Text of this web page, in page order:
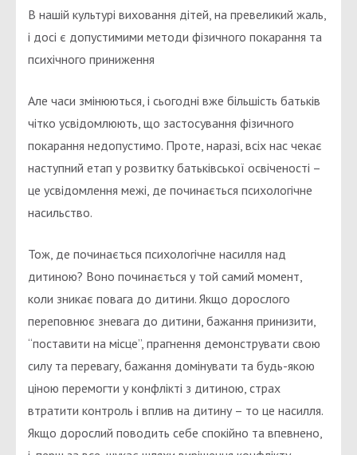
В нашій культурі виховання дітей, на превеликий жаль,
і досі є допустимими методи фізичного покарання та
психічного приниження
Але часи змінюються, і сьогодні вже більшість батьків
чітко усвідомлюють, що застосування фізичного
покарання недопустимо. Проте, наразі, всіх нас чекає
наступний етап у розвитку батьківської освіченості –
це усвідомлення межі, де починається психологічне
насильство.
Тож, де починається психологічне насилля над
дитиною? Воно починається у той самий момент,
коли зникає повага до дитини. Якщо дорослого
переповнює зневага до дитини, бажання принизити,
“поставити на місце”, прагнення демонструвати свою
силу та перевагу, бажання домінувати та будь-якою
ціною перемогти у конфлікті з дитиною, страх
втратити контроль і вплив на дитину – то це насилля.
Якщо дорослий поводить себе спокійно та впевнено,